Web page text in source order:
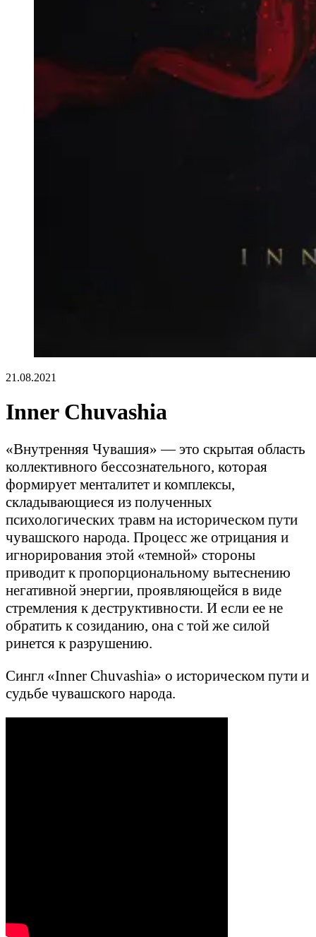
21.08.2021
Inner Chuvashia
«Внутренняя Чувашия» — это скрытая область
коллективного бессознательного, которая
формирует менталитет и комплексы,
складывающиеся из полученных
психологических травм на историческом пути
чувашского народа. Процесс же отрицания и
игнорирования этой «темной» стороны
приводит к пропорциональному вытеснению
негативной энергии, проявляющейся в виде
стремления к деструктивности. И если ее не
обратить к созиданию, она с той же силой
ринется к разрушению.
Сингл «Inner Chuvashia» о историческом пути и
судьбе чувашского народа.